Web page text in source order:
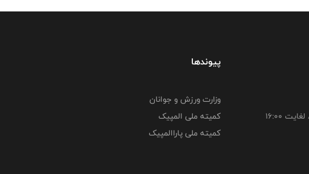
پیوندها
وزارت ورزش و جوانان
کمیته ملی المپیک
کمیته ملی پاراالمپیک